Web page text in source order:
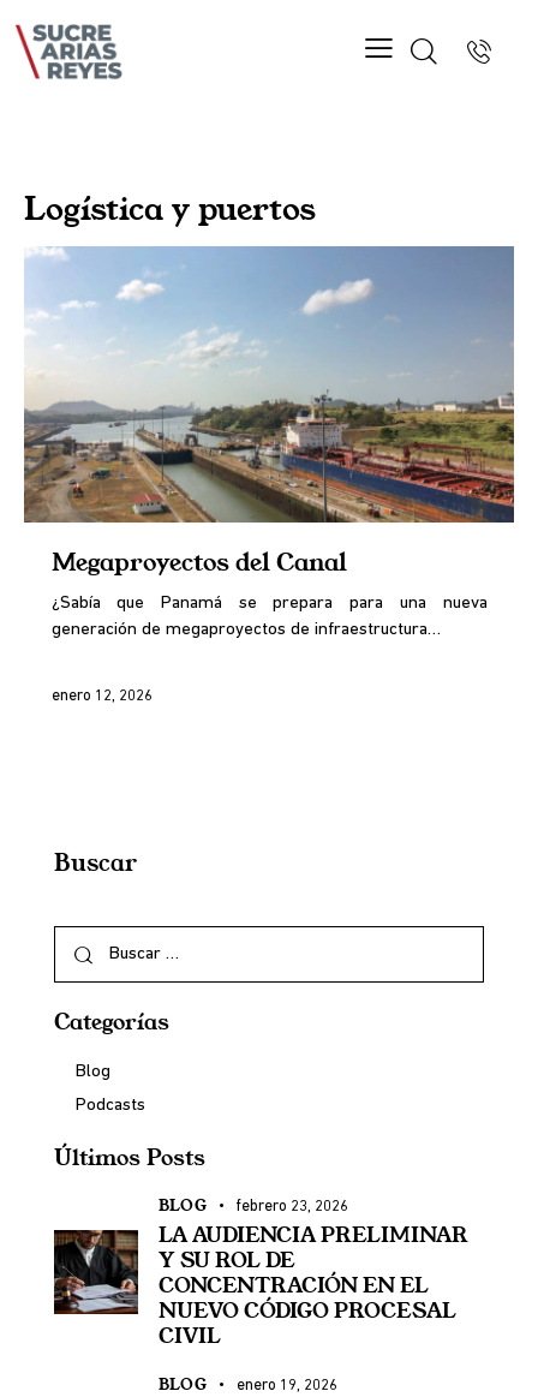
Logística y puertos
Megaproyectos del Canal
¿Sabía que Panamá se prepara para una nueva
generación de megaproyectos de infraestructura…
enero 12, 2026
Buscar
Categorías
Blog
Podcasts
Últimos Posts
BLOG febrero 23, 2026
LA AUDIENCIA PRELIMINAR
Y SU ROL DE
CONCENTRACIÓN EN EL
NUEVO CÓDIGO PROCESAL
CIVIL
BLOG enero 19, 2026